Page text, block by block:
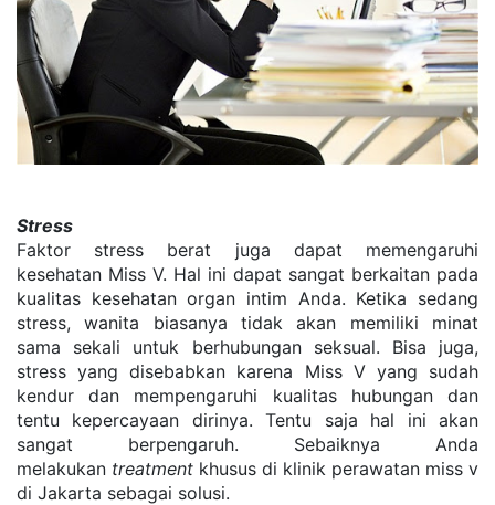
Stress
Faktor stress berat juga dapat memengaruhi
kesehatan Miss V. Hal ini dapat sangat berkaitan pada
kualitas kesehatan organ intim Anda. Ketika sedang
stress, wanita biasanya tidak akan memiliki minat
sama sekali untuk berhubungan seksual. Bisa juga,
stress yang disebabkan karena Miss V yang sudah
kendur dan mempengaruhi kualitas hubungan dan
tentu kepercayaan dirinya. Tentu saja hal ini akan
sangat berpengaruh. Sebaiknya Anda
melakukan treatment khusus di klinik perawatan miss v
di Jakarta sebagai solusi.